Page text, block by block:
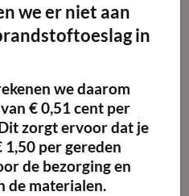
we er niet aan
in
we daarom
€ 0,51 cent per
zorgt ervoor dat je
per gereden
de bezorging en
de materialen.